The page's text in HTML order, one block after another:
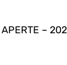
APERTE –